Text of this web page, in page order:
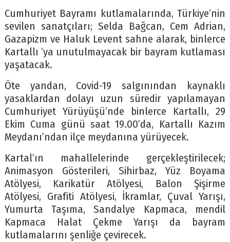
Cumhuriyet Bayramı kutlamalarında, Türkiye’nin
sevilen sanatçıları; Selda Bağcan, Cem Adrian,
Gazapizm ve Haluk Levent sahne alarak, binlerce
Kartallı ’ya unutulmayacak bir bayram kutlaması
yaşatacak.
Öte yandan, Covid-19 salgınından kaynaklı
yasaklardan dolayı uzun süredir yapılamayan
Cumhuriyet Yürüyüşü’nde binlerce Kartallı, 29
Ekim Cuma günü saat 19.00’da, Kartallı Kazım
Meydanı’ndan ilçe meydanına yürüyecek.
Kartal’ın mahallelerinde gerçekleştirilecek;
Animasyon Gösterileri, Sihirbaz, Yüz Boyama
Atölyesi, Karikatür Atölyesi, Balon Şişirme
Atölyesi, Grafiti Atölyesi, İkramlar, Çuval Yarışı,
Yumurta Taşıma, Sandalye Kapmaca, mendil
Kapmaca Halat Çekme Yarışı da bayram
kutlamalarını şenliğe çevirecek.